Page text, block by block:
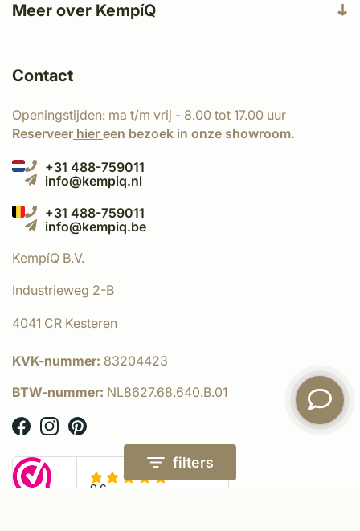
filters
Meer over KempíQ
Contact
Openingstijden: ma t/m vrij - 8.00 tot 17.00 uur
Reserveer hier een bezoek in onze showroom.
+31 488-759011
info@kempiq.nl
+31 488-759011
info@kempiq.be
KempíQ B.V.
Industrieweg 2-B
4041 CR Kesteren
KVK-nummer: 83204423
BTW-nummer: NL8627.68.640.B.01